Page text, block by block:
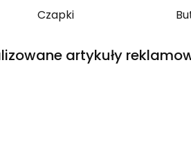
Czapki
artykuły